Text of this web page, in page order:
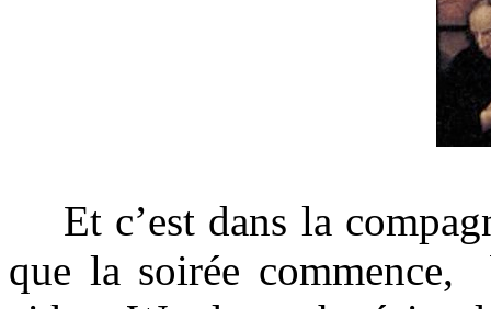
Et c’est dans la
que la soirée